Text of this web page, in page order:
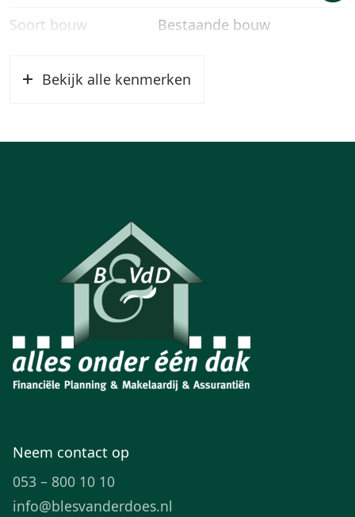
Soort bouw
Bestaande bouw
Bekijk alle kenmerken
Neem contact op
053 – 800 10 10
info@blesvanderdoes.nl